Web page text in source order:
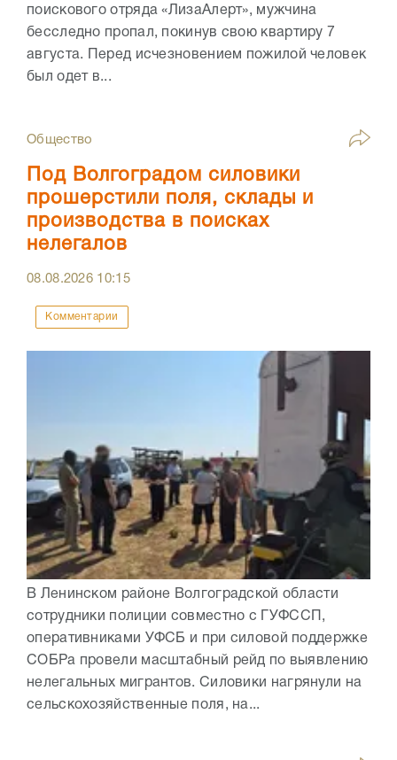
поискового отряда «ЛизаАлерт», мужчина
бесследно пропал, покинув свою квартиру 7
августа. Перед исчезновением пожилой человек
был одет в...
Общество
Под Волгоградом силовики
прошерстили поля, склады и
производства в поисках
нелегалов
08.08.2026 10:15
Комментарии
В Ленинском районе Волгоградской области
сотрудники полиции совместно с ГУФССП,
оперативниками УФСБ и при силовой поддержке
СОБРа провели масштабный рейд по выявлению
нелегальных мигрантов. Силовики нагрянули на
сельскохозяйственные поля, на...